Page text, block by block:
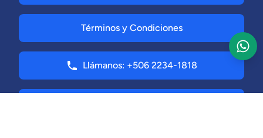
Términos y Condiciones
Llámanos: +506 2234-1818